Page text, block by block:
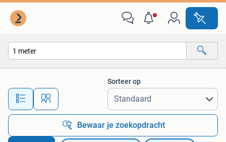
Alle afstanden…
Sorteer op
Bewaar je zoekopdracht